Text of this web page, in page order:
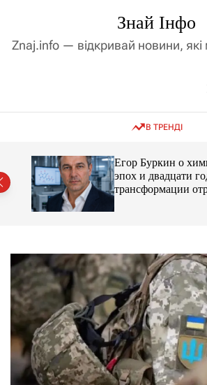
д
і
с
Знай Інфо
Znaj.info — відкривай новини,
В ТРЕНДІ
Егор Буркин о
эпох и двадцати
трансформации